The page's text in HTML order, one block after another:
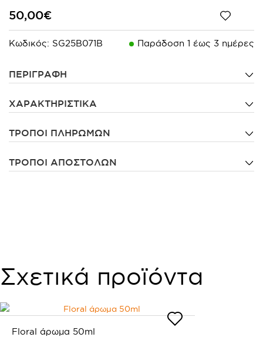
50,00€
Κωδικός: SG25B071B Παράδoση 1 έως 3 ημέρες
ΠΕΡΙΓΡΑΦΗ
ΧΑΡΑΚΤΗΡΙΣΤΙΚΑ
ΤΡΟΠΟΙ ΠΛΗΡΩΜΩΝ
ΤΡΟΠΟΙ ΑΠΟΣΤΟΛΩΝ
Σχετικά προϊόντα
Floral άρωμα 50ml